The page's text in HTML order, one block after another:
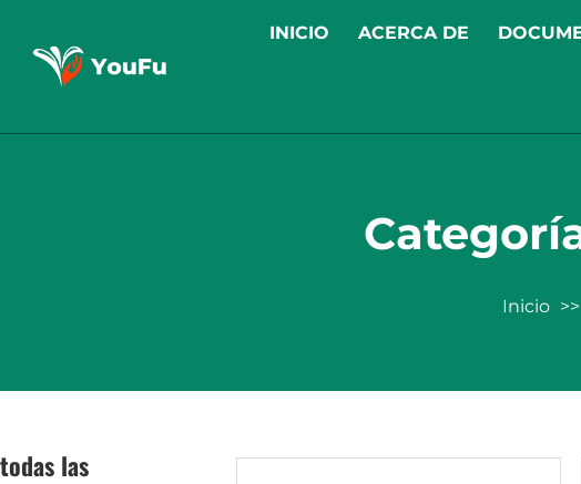
INICIO ACERCA DE
Inicio
todas las